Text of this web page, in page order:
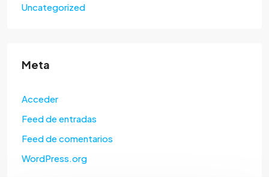
Uncategorized
Meta
Acceder
Feed de entradas
Feed de comentarios
WordPress.org